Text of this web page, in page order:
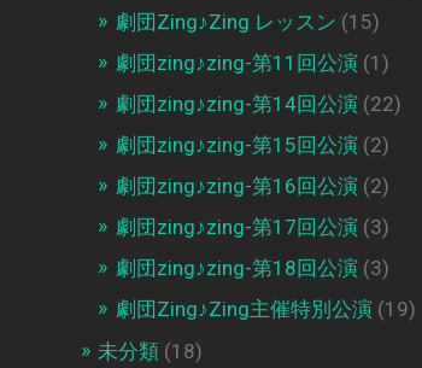
劇団Zing♪Zing レッスン (15)
劇団zing♪zing-第11回公演 (1)
劇団zing♪zing-第14回公演 (22)
劇団zing♪zing-第15回公演 (2)
劇団zing♪zing-第16回公演 (2)
劇団zing♪zing-第17回公演 (3)
劇団zing♪zing-第18回公演 (3)
劇団Zing♪Zing主催特別公演 (19)
未分類 (18)